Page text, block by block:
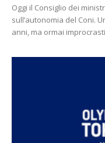
Oggi il Consiglio dei
sull’autonomia del Coni.
anni, ma ormai